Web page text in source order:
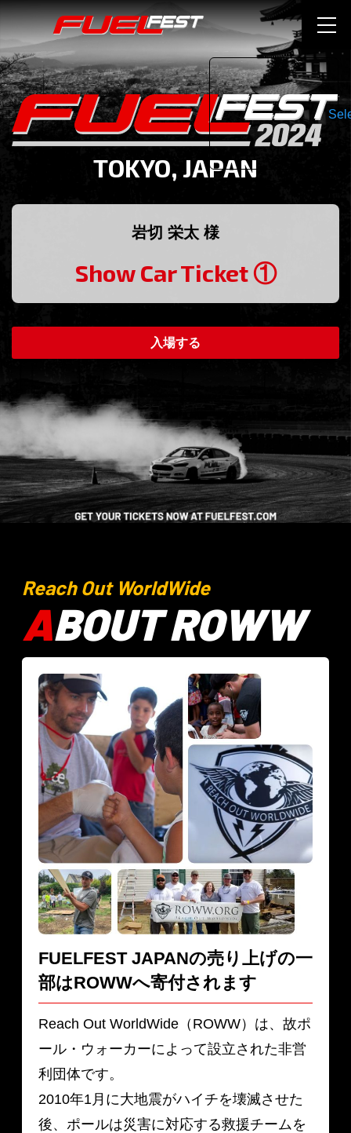
TOKYO, JAPAN
岩切 栄太 様
Show Car Ticket ①
Reach Out WorldWide
ABOUT ROWW
FUELFEST JAPANの売り上げの一
部はROWWへ寄付されます
Reach Out WorldWide（ROWW）は、故ポ
ール・ウォーカーによって設立された非営
利団体です。
2010年1月に大地震がハイチを壊滅させた
後、ポールは災害に対応する救援チームを